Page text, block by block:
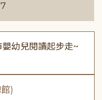
嬰幼兒閱讀起步走~
)